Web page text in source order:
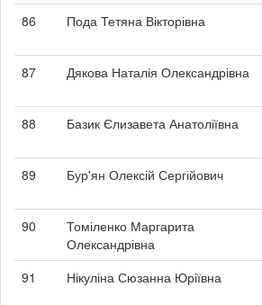
86
Пода Тетяна Вікторівна
87
Дякова Наталія Олександрівна
88
Базик Єлизавета Анатоліївна
89
Бур'ян Олексій Сергійович
90
Томіленко Маргарита
Олександрівна
91
Нікуліна Сюзанна Юріївна